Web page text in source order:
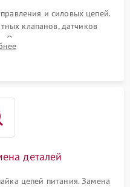
и силовых цепей.
клапанов, датчиков
Оценка степени износа
колец гидросистемы
деталей
цепей питания. Замена